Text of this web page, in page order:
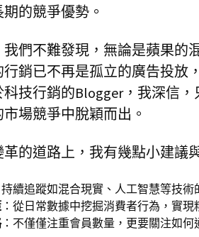
的競爭優勢。
我們不難發現，無論是蘋果的
銷已不再是孤立的廣告投放
技行銷的Blogger，我深信
場競爭中脫穎而出。
的道路上，我有幾點小建議
持續追蹤如混合現實、人工智慧等技
：從日常數據中挖掘消費者行為，實
：不僅僅注重會員數量，更要關注如